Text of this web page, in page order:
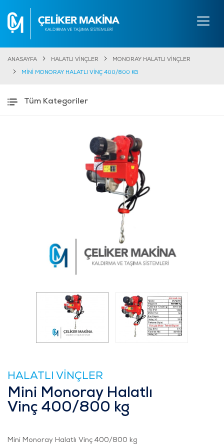
ANASAYFA HALATLI VİNÇLER MONORAY HALATLI VİNÇLER
MİNİ MONORAY HALATLI VİNÇ 400/800 KG
Tüm Kategoriler
HALATLI VİNÇLER
Mini Monoray Halatlı
Vinç 400/800 kg
Mini Monoray Halatlı Vinç 400/800 kg